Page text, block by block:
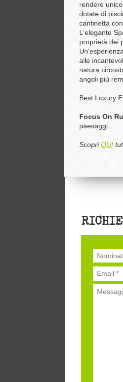
rendere
dotate di
cantinetta
L'elegante
proprietà dei
alle
natura
angoli più
Best Luxury
Focus On
paesaggi...
ScopriQUI